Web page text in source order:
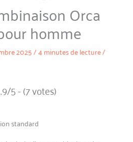
Orca
homme
2025/4 minutes de lecture/
5 - (7 votes)